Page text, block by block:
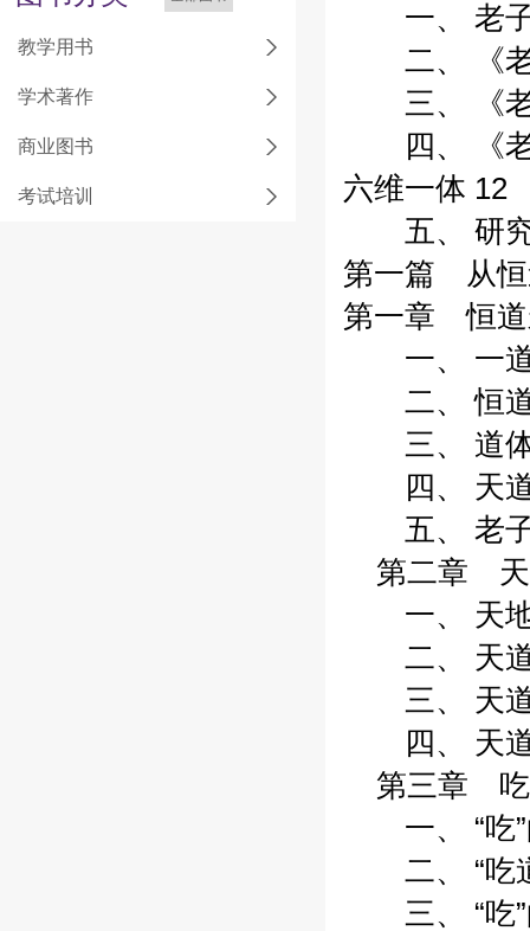
教学用书
学术著作
商业图书
考试培训
一、 老子
二、 《老
三、 《老
四、 《老
六维一体 12
五、 研究
第一篇 从恒
第一章 恒道
一、 一道
二、 恒道
三、 道体
四、 天道
五、 老子
第二章 天
一、 天地
二、 天道
三、 天道
四、 天道
第三章 吃
一、 “吃”
二、 “吃道
三、 “吃”